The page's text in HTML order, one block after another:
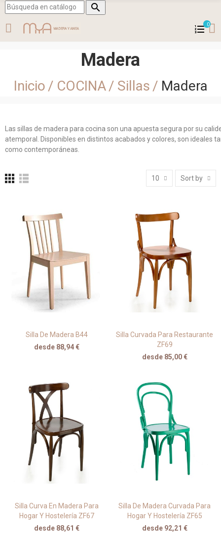

0
Madera
Inicio COCINA Sillas Madera
Las sillas de madera para cocina son una apuesta segura por su
atemporal. Disponibles en distintos acabados y colores, son ideales
como contemporáneas.
10 Sort by
Silla De Madera B44
desde 88,94 €
Silla Curvada Para Restaurante
ZF69
desde 85,00 €
Silla Curva En Madera Para
Hogar Y Hostelería ZF67
desde 88,61 €
Silla De Madera Curvada Para
Hogar Y Hostelería ZF65
desde 92,21 €